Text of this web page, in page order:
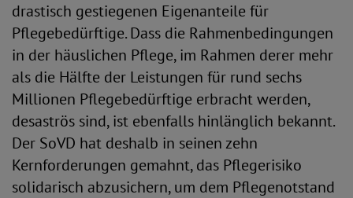
drastisch gestiegenen Eigenanteile für
Pflegebedürftige. Dass die Rahmenbedingungen
in der häuslichen Pflege, im Rahmen derer mehr
als die Hälfte der Leistungen für rund sechs
Millionen Pflegebedürftige erbracht werden,
desaströs sind, ist ebenfalls hinlänglich bekannt.
Der SoVD hat deshalb in seinen zehn
Kernforderungen gemahnt, das Pflegerisiko
solidarisch abzusichern, um dem Pflegenotstand